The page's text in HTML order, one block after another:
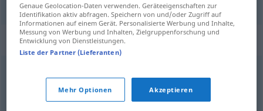
Synonyme für "inercja"
bezczynność,bezwład,bierność
Genaue Geolocation-Daten verwenden. Geräteeigenschaften zur
Identifikation aktiv abfragen. Speichern von und/oder Zugriff auf
Informationen auf einem Gerät. Personalisierte Werbung und Inhalte,
Messung von Werbung und Inhalten, Zielgruppenforschung und
Entwicklung von Dienstleistungen.
Liste der Partner (Lieferanten)
Mehr Optionen Akzeptieren